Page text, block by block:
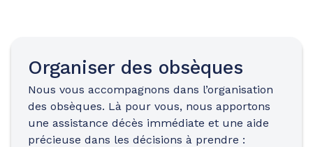
Organiser des obsèques
Nous vous accompagnons dans l’organisation
des obsèques. Là pour vous, nous apportons
une assistance décès immédiate et une aide
précieuse dans les décisions à prendre :